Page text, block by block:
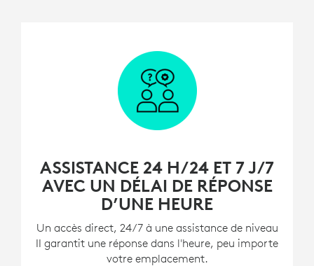
ASSISTANCE 24 H/24 ET 7 J/7
AVEC UN DÉLAI DE RÉPONSE
D’UNE HEURE
Un accès direct, 24/7 à une assistance de niveau
II garantit une réponse dans l'heure, peu importe
votre emplacement.